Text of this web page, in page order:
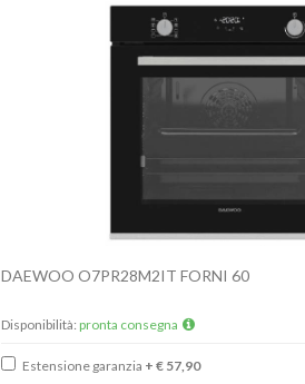
DAEWOO O7PR28M2IT FORNI 60
Disponibilità: pronta consegna
Estensione garanzia + € 57,90